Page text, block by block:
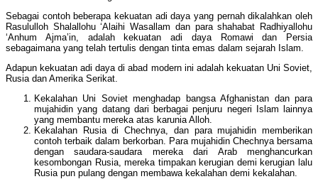
Sebagai contoh beberapa kekuatan adi daya yang pernah dikalahkan oleh
Rasululloh Shalallohu ‘Alaihi Wasallam dan para shahabat Radhiyallohu
‘Anhum Ajma’in, adalah kekuatan adi daya Romawi dan Persia
sebagaimana yang telah tertulis dengan tinta emas dalam sejarah Islam.
Adapun kekuatan adi daya di abad modern ini adalah kekuatan Uni Soviet,
Rusia dan Amerika Serikat.
Kekalahan Uni Soviet menghadap bangsa Afghanistan dan para
mujahidin yang datang dari berbagai penjuru negeri Islam lainnya
yang membantu mereka atas karunia Alloh.
Kekalahan Rusia di Chechnya, dan para mujahidin memberikan
contoh terbaik dalam berkorban. Para mujahidin Chechnya bersama
dengan saudara-saudara mereka dari Arab menghancurkan
kesombongan Rusia, mereka timpakan kerugian demi kerugian lalu
Rusia pun pulang dengan membawa kekalahan demi kekalahan.